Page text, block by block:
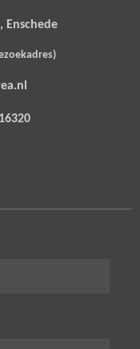
Enschede